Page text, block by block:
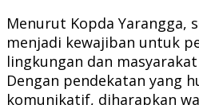
Menurut Kopda Yarangga,
menjadi kewajiban untuk
lingkungan dan
Dengan pendekatan yang
komunikatif, diharapkan